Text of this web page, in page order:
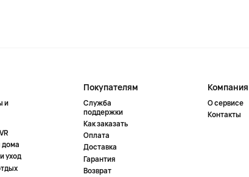
и
дома
уход
Покупателям
Служба
поддержки
Как заказать
Оплата
Доставка
Гарантия
Возврат
Компания
О сервисе
Контакты